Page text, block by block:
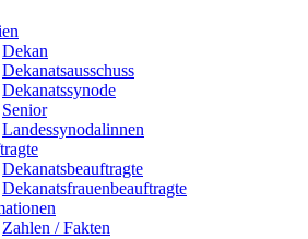
Dekan
Dekanatsausschuss
Dekanatssynode
Senior
Landessynodalinnen
Dekanatsbeauftragte
Dekanatsfrauenbeauftragte
Zahlen / Fakten